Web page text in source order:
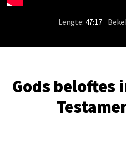
Lengte: 47:17/
Gods beloftes